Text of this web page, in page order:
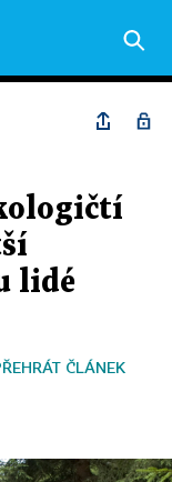
lidé
ČLÁNEK